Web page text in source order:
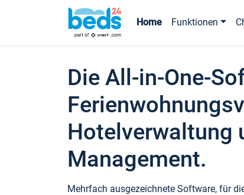
Home Funktionen
Die All-in-One-
Hotelverwaltung
Management.
Mehrfach ausgezeichnete Software, für